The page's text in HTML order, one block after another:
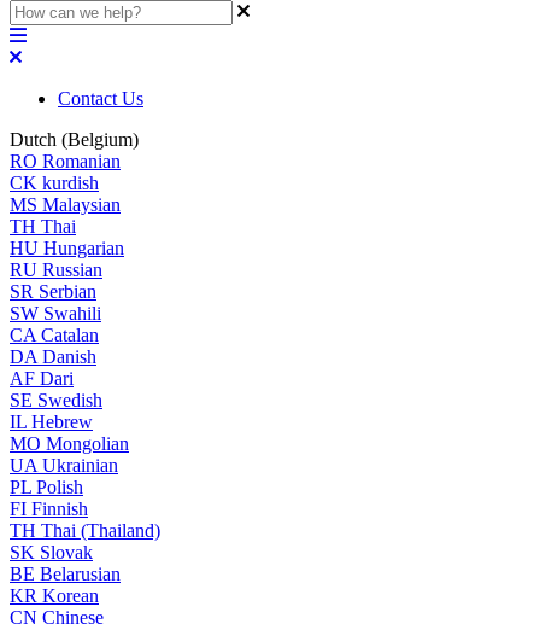
Contact Us
Dutch (Belgium)
RO Romanian
CK kurdish
MS Malaysian
TH Thai
HU Hungarian
RU Russian
SR Serbian
SW Swahili
CA Catalan
DA Danish
AF Dari
SE Swedish
IL Hebrew
MO Mongolian
UA Ukrainian
PL Polish
FI Finnish
TH Thai (Thailand)
SK Slovak
BE Belarusian
KR Korean
CN Chinese